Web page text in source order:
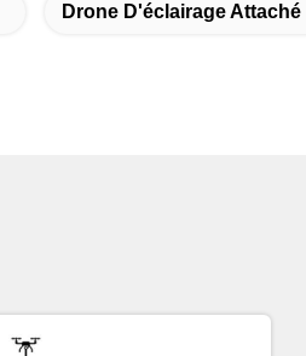
Drone D'éclairage Attaché